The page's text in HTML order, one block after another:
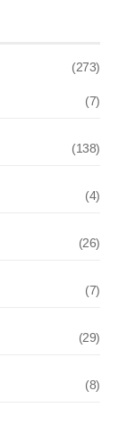
(273)
(7)
(138)
(4)
(26)
(7)
(29)
(8)